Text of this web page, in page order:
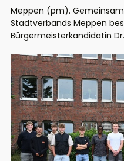
Meppen (pm).
Stadtverbands Meppen
Bürgermeisterkandidatin